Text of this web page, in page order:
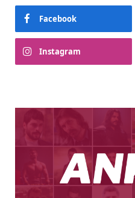
Facebook
Instagram